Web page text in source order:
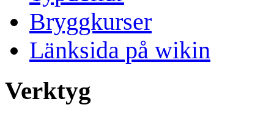
Bryggkurser
Länksida på wikin
Verktyg